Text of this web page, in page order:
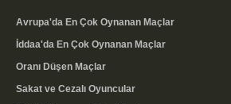
Avrupa'da En Çok Oynanan Maçlar
İddaa'da En Çok Oynanan Maçlar
Oranı Düşen Maçlar
Sakat ve Cezalı Oyuncular